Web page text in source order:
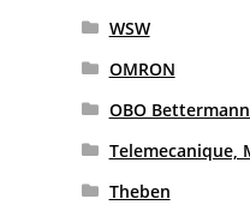
WSW
OMRON
OBO
Telemecanique,
Theben